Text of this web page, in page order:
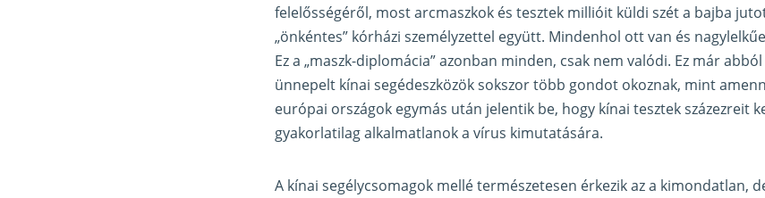
felelősségéről, most arcmaszkok és tesztek millióit küldi szét a bajba
„önkéntes” kórházi személyzettel együtt. Mindenhol ott van és
Ez a „maszk-diplomácia” azonban minden, csak nem valódi. Ez már
ünnepelt kínai segédeszközök sokszor több gondot okoznak, mint
európai országok egymás után jelentik be, hogy kínai tesztek százezreit
gyakorlatilag alkalmatlanok a vírus kimutatására.
A kínai segélycsomagok mellé természetesen érkezik az a kimondatlan,